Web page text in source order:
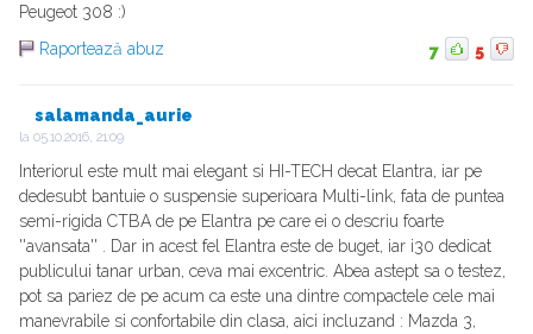
Peugeot 308 :)
Raportează abuz
7 5
salamanda_aurie
la 05.10.2016, 21:09
Interiorul este mult mai elegant si HI-TECH decat Elantra, iar pe
dedesubt bantuie o suspensie superioara Multi-link, fata de puntea
semi-rigida CTBA de pe Elantra pe care ei o descriu foarte
''avansata'' . Dar in acest fel Elantra este de buget, iar i30 dedicat
publicului tanar urban, ceva mai excentric. Abea astept sa o testez,
pot sa pariez de pe acum ca este una dintre compactele cele mai
manevrabile si confortabile din clasa, aici incluzand : Mazda 3,